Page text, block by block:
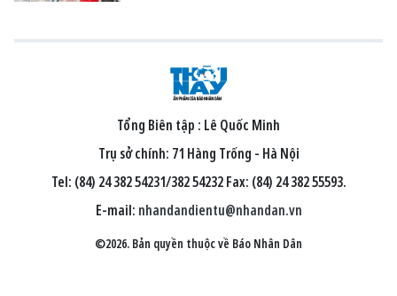
Tổng Biên tập : Lê Quốc Minh
Trụ sở chính: 71 Hàng Trống - Hà Nội
Tel: (84) 24 382 54231/382 54232 Fax: (84) 24 382 55593.
E-mail: nhandandientu@nhandan.vn
©2026. Bản quyền thuộc về Báo Nhân Dân